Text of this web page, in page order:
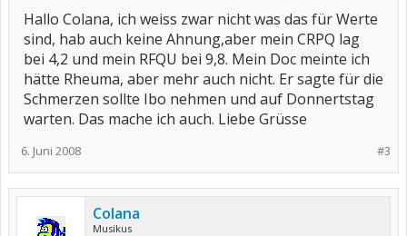
Hallo Colana, ich weiss zwar nicht was das für Werte
sind, hab auch keine Ahnung,aber mein CRPQ lag
bei 4,2 und mein RFQU bei 9,8. Mein Doc meinte ich
hätte Rheuma, aber mehr auch nicht. Er sagte für die
Schmerzen sollte Ibo nehmen und auf Donnertstag
warten. Das mache ich auch. Liebe Grüsse
#3
6. Juni 2008
Colana
Musikus